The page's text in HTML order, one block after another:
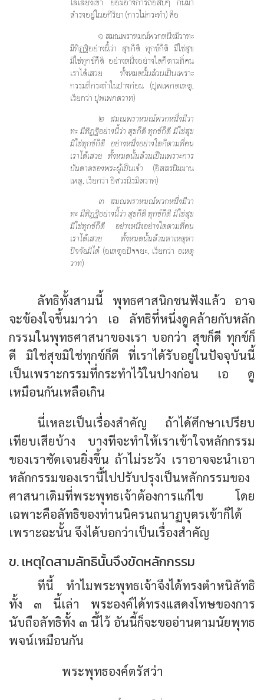
ไล่เลียงเข้า ย่อมอ้างการถือสืบๆ กันมา
ดำรงอยู่ในอกิริยา (การไม่กระทำ) คือ
๑ สมณพราหมณ์พวกหนึ่งมีวาทะ
มีทิฏฐิอย่างนี้ว่า สุขก็ดี ทุกข์ก็ดี มิใช่สุข
มิใช่ทุกข์ก็ดี อย่างหนึ่งอย่างใดก็ตามที่คน
เราได้เสวย ทั้งหมดนั้นล้วนเป็นเพราะ
กรรมที่กระทำในปางก่อน (ปุพเพกตเหตุ,
เรียกว่า ปุพเพกตวาท)
๒ สมณพราหมณ์พวกหนึ่งมีวา
ทะ มีทิฏฐิอย่างนี้ว่า สุขก็ดี ทุกข์ก็ดี มิใช่สุข
มิใช่ทุกข์ก็ดี อย่างหนึ่งอย่างใดก็ตามที่คน
เราได้เสวย ทั้งหมดนั้นล้วนเป็นเพราะการ
บันดาลของพระผู้เป็นเจ้า (อิสสรนิมมาน
เหตุ, เรียกว่า อิศวรนิรมิตวาท)
๓ สมณพราหมณ์พวกหนึ่งมีวา
ทะ มีทิฏฐิอย่างนี้ว่า สุขก็ดี ทุกข์ก็ดี มิใช่สุข
มิใช่ทุกข์ก็ดี อย่างหนึ่งอย่างใดตามที่คน
เราได้เสวย ทั้งหมดนั้นล้วนหาเหตุหา
ปัจจัยมิได้(อเหตุอปัจจยะ, เรียกว่า อเหตุ
วาท)
ลัทธิทั้งสามนี้ พุทธศาสนิกชนฟังแล้ว อาจ
จะข้องใจขึ้นมาว่า เอ ลัทธิที่หนึ่งดูคล้ายกับหลัก
กรรมในพุทธศาสนาของเรา บอกว่า สุขก็ดี ทุกข์ก็
ดี มิใช่สุขมิใช่ทุกข์ก็ดี ที่เราได้รับอยู่ในปัจจุบันนี้
เป็นเพราะกรรมที่กระทำไว้ในปางก่อน เอ ดู
เหมือนกันเหลือเกิน
นี่เหละเป็นเรื่องสำคัญ ถ้าได้ศึกษาเปรียบ
เทียบเสียบ้าง บางทีจะทำให้เราเข้าใจหลักกรรม
ของเราชัดเจนยิ่งขึ้น ถ้าไม่ระวัง เราอาจจะนำเอา
หลักกรรมของเรานี้ไปปรับปรุงเป็นหลักกรรมของ
ศาสนาเดิมที่พระพุทธเจ้าต้องการแก้ไข โดย
เฉพาะคือลัทธิของท่านนิครนถนาฏบุตรเข้าก็ได้
เพราะฉะนั้น จึงได้บอกว่าเป็นเรื่องสำคัญ
ข. เหตุใดสามลัทธินั้นจึงขัดหลักกรรม
ทีนี้ ทำไมพระพุทธเจ้าจึงได้ทรงตำหนิลัทธิ
ทั้ง ๓ นี้เล่า พระองค์ได้ทรงแสดงโทษของการ
นับถือลัทธิทั้ง ๓ นี้ไว้ อันนี้ก็จะขออ่านตามนัยพุทธ
พจน์เหมือนกัน
พระพุทธองค์ตรัสว่า